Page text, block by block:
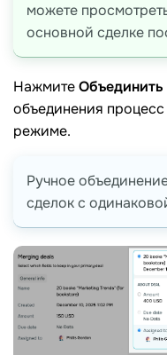
можете
основной сделке
НажмитеОбъединить
объединения
режиме.
Ручное
сделок с